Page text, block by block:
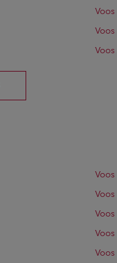
Voos
Voos
Voos
Voos
Voos
Voos
Voos